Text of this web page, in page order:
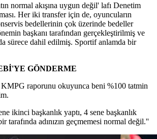
normal akışına uygun değil' lafı Denetim
Her iki transfer için de, oyuncuların
bedellerinin çok üzerinde bedeller
başkanı tarafından gerçekleştirilmiş ve
sürece dahil edilmiş. Sportif anlamda bir
GÖNDERME
KMPG raporunu okuyunca beni %100 tatmin
ikinci başkanlık yaptı, 4 sene başkanlık
tarafında adınızın geçmemesi normal değil.''